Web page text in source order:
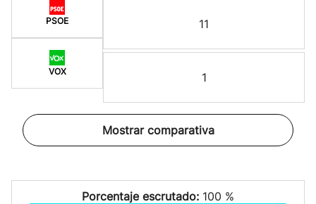
PSOE
VOX
11
1
Mostrar comparativa
Porcentaje escrutado: 100 %